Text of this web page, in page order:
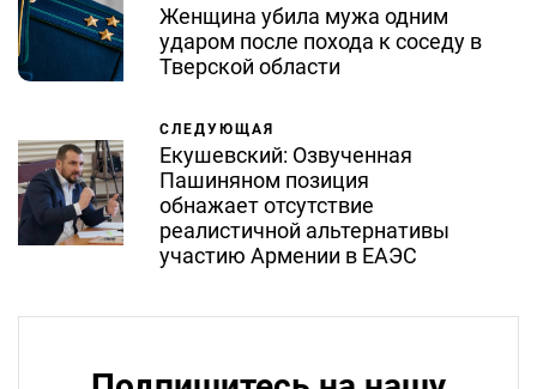
Женщина убила мужа одним
ударом после похода к соседу в
Тверской области
СЛЕДУЮЩАЯ
Екушевский: Озвученная
Пашиняном позиция
обнажает отсутствие
реалистичной альтернативы
участию Армении в ЕАЭС